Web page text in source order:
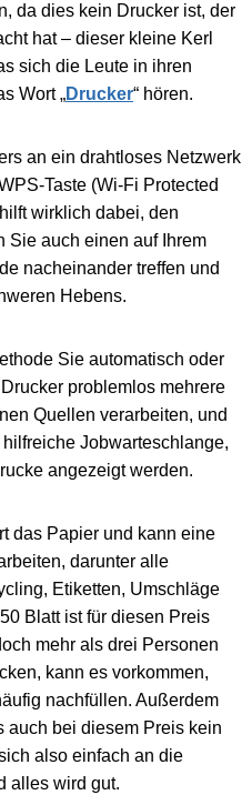
da dies kein Drucker ist, der
hat – dieser kleine Kerl
sich die Leute in ihren
Wort „Drucker“ hören.
an ein drahtloses Netzwerk
Taste (Wi-Fi Protected
wirklich dabei, den
Sie auch einen auf Ihrem
nacheinander treffen und
Hebens.
Sie automatisch oder
problemlos mehrere
Quellen verarbeiten, und
Jobwarteschlange,
angezeigt werden.
das Papier und kann eine
darunter alle
Etiketten, Umschläge
Blatt ist für diesen Preis
mehr als drei Personen
kann es vorkommen,
nachfüllen. Außerdem
auch bei diesem Preis kein
also einfach an die
alles wird gut.